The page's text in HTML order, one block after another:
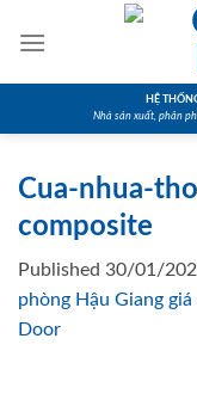
HỆ
Nhà sản xuất, phân
Cua-nhua-
composite
Published 30/01/
phòng Hậu Giang
Door